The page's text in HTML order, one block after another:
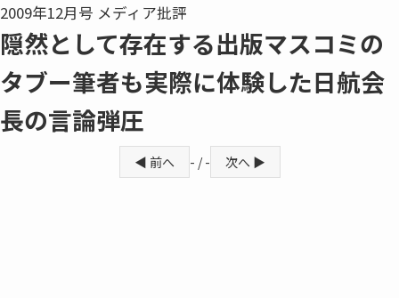
2009年12月号 メディア批評
隠然として存在する出版マスコミの
タブー筆者も実際に体験した日航会
長の言論弾圧
◀ 前へ - / - 次へ ▶